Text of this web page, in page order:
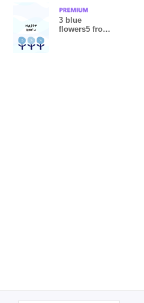
3 blue
flowers5 from